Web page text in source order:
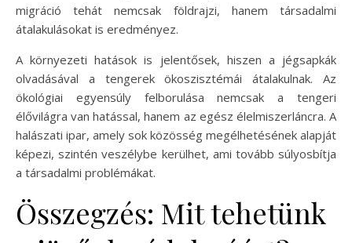
migráció tehát nemcsak földrajzi, hanem társadalmi
átalakulásokat is eredményez.
A környezeti hatások is jelentősek, hiszen a jégsapkák
olvadásával a tengerek ökoszisztémái átalakulnak. Az
ökológiai egyensúly felborulása nemcsak a tengeri
élővilágra van hatással, hanem az egész élelmiszerláncra. A
halászati ipar, amely sok közösség megélhetésének alapját
képezi, szintén veszélybe kerülhet, ami tovább súlyosbítja
a társadalmi problémákat.
Összegzés: Mit tehetünk